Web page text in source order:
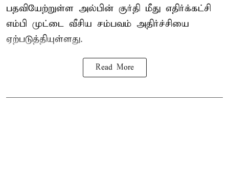
பதவியேற்றுள்ள அல்பின் குர்தி மீது எதிர்க்கட்சி
எம்பி முட்டை வீசிய சம்பவம் அதிர்ச்சியை
ஏற்படுத்தியுள்ளது.
Read More